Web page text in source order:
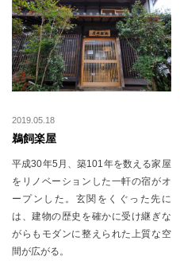
2019.05.18
鵜飼楽屋
平成30年5月、築101年を数える家屋
をリノベーションした一軒の宿がオ
ープンした。玄関をくぐった先に
は、建物の歴史を確かに受け継ぎな
がらもモダンに整えられた上質な空
間が広がる。